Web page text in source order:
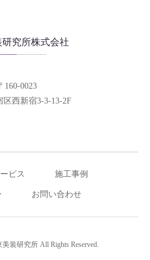
究所株式会社
160-0023
区西新宿3-3-13-2F
ビス 施工事例
お問い合わせ
美装研究所 All Rights Reserved.